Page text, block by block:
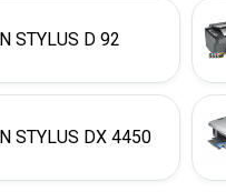
STYLUS D 92
STYLUS DX 4450